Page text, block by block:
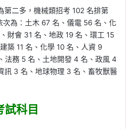
第二多，機械類招考 102 名排第
次為：土木 67 名、儀電 56 名、化
財會 31 名、地政 19 名、環工 15
築 11 名、化學 10 名、人資 9
法務 5 名、土地開發 4 名、政風 4
訊 3 名、地球物理 3 名、畜牧獸醫
試科目